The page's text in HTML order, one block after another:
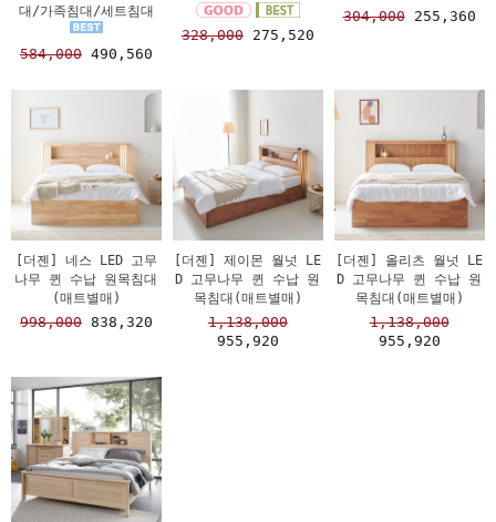
대/가족침대/세트침대
584,000490,560
328,000275,520
304,000255,360
[더젠] 네스 LED 고무
나무 퀸 수납 원목침대
(매트별매)
998,000838,320
[더젠] 제이몬 월넛 LE
D 고무나무 퀸 수납 원
목침대(매트별매)
1,138,000
955,920
[더젠] 올리츠 월넛 LE
D 고무나무 퀸 수납 원
목침대(매트별매)
1,138,000
955,920